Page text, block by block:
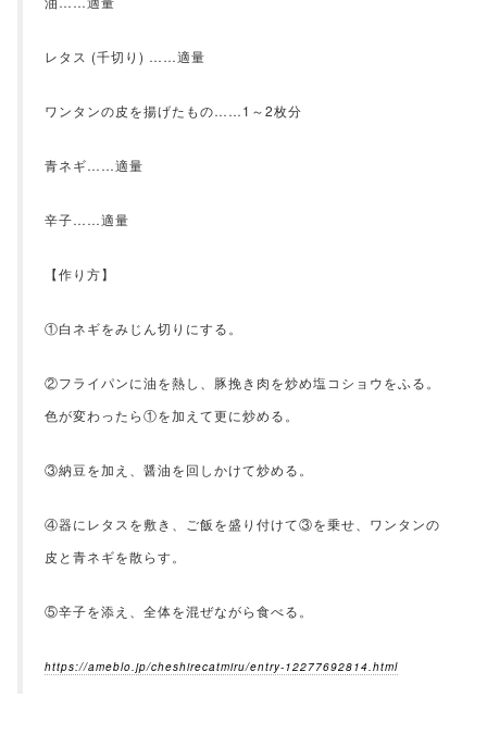
レタス (千切り) ……適量
ワンタンの皮を揚げたもの……1～2枚分
青ネギ……適量
辛子……適量
【作り方】
①白ネギをみじん切りにする。
②フライパンに油を熱し、豚挽き肉を炒め塩コショウをふる。
色が変わったら①を加えて更に炒める。
③納豆を加え、醤油を回しかけて炒める。
④器にレタスを敷き、ご飯を盛り付けて③を乗せ、ワンタンの
皮と青ネギを散らす。
⑤辛子を添え、全体を混ぜながら食べる。
https://ameblo.jp/cheshirecatmiru/entry-12277692814.html